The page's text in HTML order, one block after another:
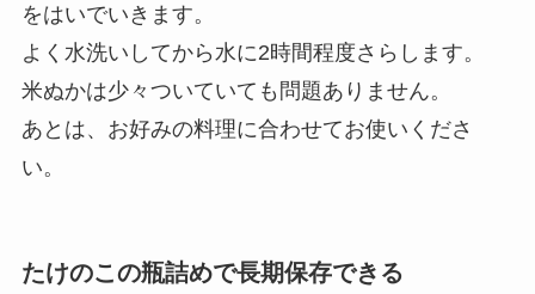
をはいでいきます。
よく水洗いしてから水に2時間程度さらします。
米ぬかは少々ついていても問題ありません。
あとは、お好みの料理に合わせてお使いくださ
い。
たけのこの瓶詰めで長期保存できる